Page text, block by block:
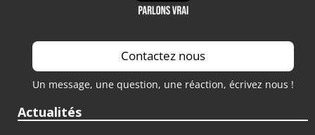
Contactez nous
Un message, une question, une réaction, écrivez nous !
Actualités